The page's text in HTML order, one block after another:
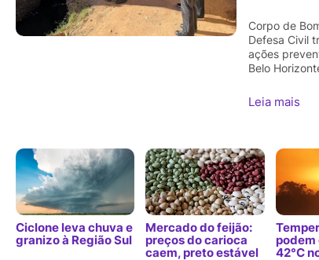
Corpo de
Defesa Civil
ações
Belo
Leia mais
Ciclone leva chuva e
granizo à Região Sul
Mercado do feijão:
preços do carioca
caem, preto estável
podem
42°C